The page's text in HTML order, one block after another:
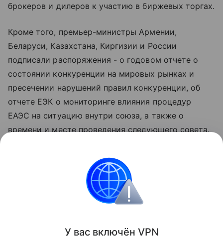
брокеров и дилеров к участию в биржевых торгах.
Кроме того, премьер-министры Армении,
Беларуси, Казахстана, Киргизии и России
подписали распоряжения - о годовом отчете о
состоянии конкуренции на мировых рынках и
пресечении нарушений правил конкуренции, об
отчете ЕЭК о мониторинге влияния процедур
ЕАЭС на ситуацию внутри союза, а также о
времени и месте проведения следующего совета.
Как анонсировал глава российского
правительства Михаил Мишустин, оно
запланировано на 1-2 октября и должно пройти в
Поделиться
У вас включён VPN